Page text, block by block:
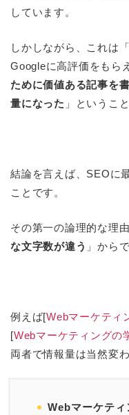
しています。
しかしながら、これは
Googleに高評価をもら
ために価値ある記事を
量になった 」というこ
結論を言えば、SEOに
ことです。
その第一の論理的な理
な文字数が違う 」から
例えば[Webマーケティ
[Webマーケティングの
両者で情報量は当然変
Webマーケティ